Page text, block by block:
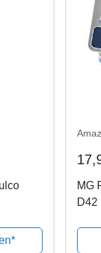
MG
D42